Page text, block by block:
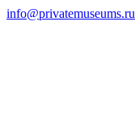
info@privatemuseums.ru